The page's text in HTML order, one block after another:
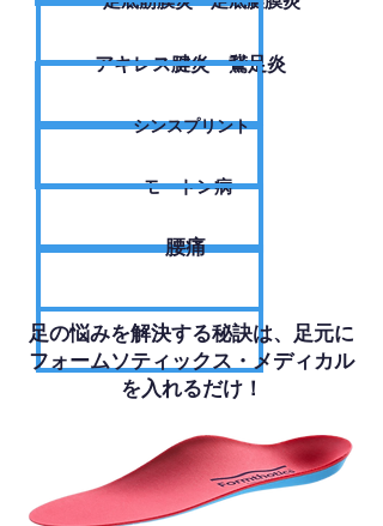
アキレス腱炎・鵞足炎
シンスプリント
モートン病
腰痛
足の悩みを解決する秘訣は、足元に
フォームソティックス・メディカル
を入れるだけ！